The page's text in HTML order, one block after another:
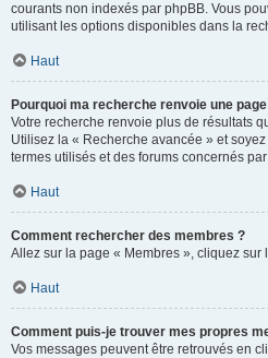
courants non indexés par phpBB. Vous
utilisant les options disponibles dans la
Haut
Pourquoi ma recherche renvoie une
Votre recherche renvoie plus de résultats
Utilisez la « Recherche avancée » et
termes utilisés et des forums concernés
Haut
Comment rechercher des membres ?
Allez sur la page « Membres », cliquez
Haut
Comment puis-je trouver mes propres
Vos messages peuvent être retrouvés en